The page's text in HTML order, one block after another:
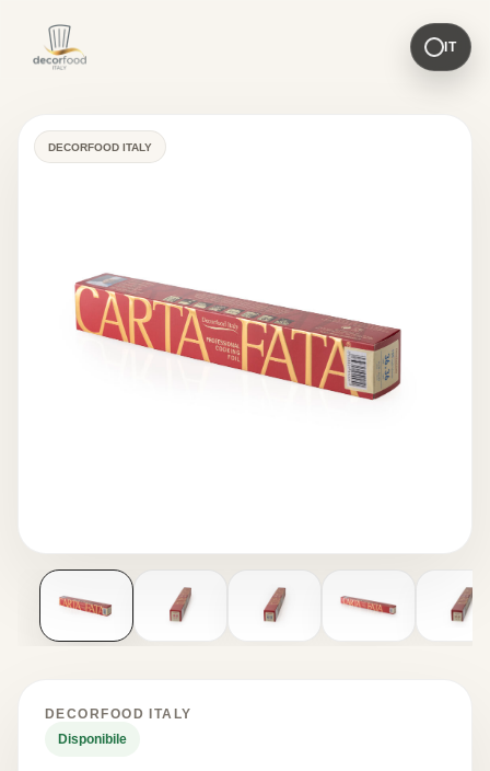
IT
DECORFOOD ITALY
DECORFOOD ITALY
Disponibile